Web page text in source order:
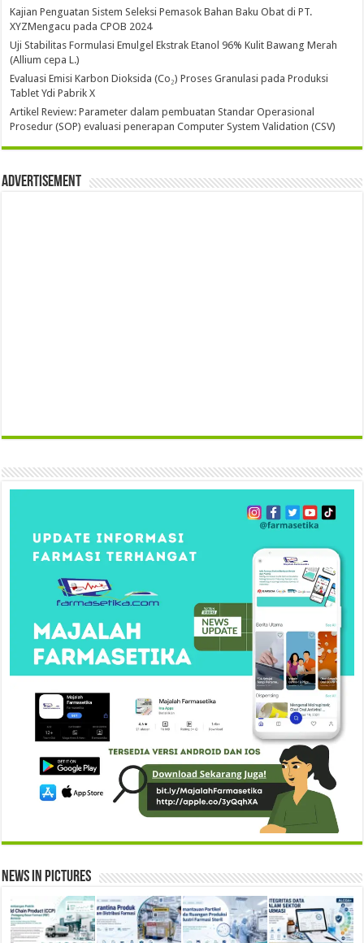
Kajian Penguatan Sistem Seleksi Pemasok Bahan Baku Obat di PT.
XYZMengacu pada CPOB 2024
Uji Stabilitas Formulasi Emulgel Ekstrak Etanol 96% Kulit Bawang Merah
(Allium cepa L.)
Evaluasi Emisi Karbon Dioksida (Co₂) Proses Granulasi pada Produksi
Tablet Ydi Pabrik X
Artikel Review: Parameter dalam pembuatan Standar Operasional
Prosedur (SOP) evaluasi penerapan Computer System Validation (CSV)
Advertisement
News in Pictures